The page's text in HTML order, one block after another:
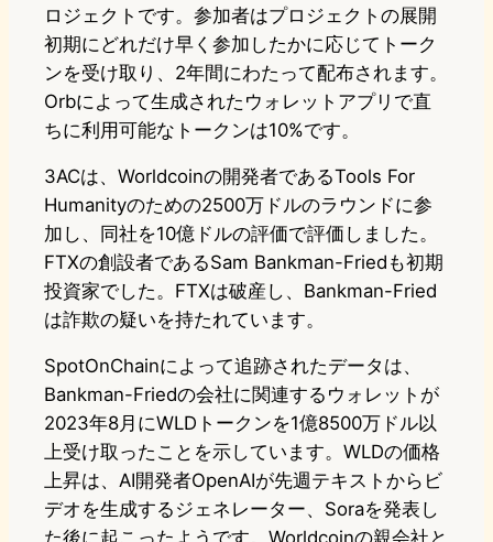
ロジェクトです。参加者はプロジェクトの展開
初期にどれだけ早く参加したかに応じてトーク
ンを受け取り、2年間にわたって配布されます。
Orbによって生成されたウォレットアプリで直
ちに利用可能なトークンは10%です。
3ACは、Worldcoinの開発者であるTools For
Humanityのための2500万ドルのラウンドに参
加し、同社を10億ドルの評価で評価しました。
FTXの創設者であるSam Bankman-Friedも初期
投資家でした。FTXは破産し、Bankman-Fried
は詐欺の疑いを持たれています。
SpotOnChainによって追跡されたデータは、
Bankman-Friedの会社に関連するウォレットが
2023年8月にWLDトークンを1億8500万ドル以
上受け取ったことを示しています。WLDの価格
上昇は、AI開発者OpenAIが先週テキストからビ
デオを生成するジェネレーター、Soraを発表し